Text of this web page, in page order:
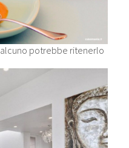
potrebbe ritenerlo